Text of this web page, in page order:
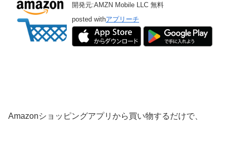
開発元:AMZN Mobile LLC 無料
posted withアプリーチ
Amazonショッピングアプリから買い物するだけで、